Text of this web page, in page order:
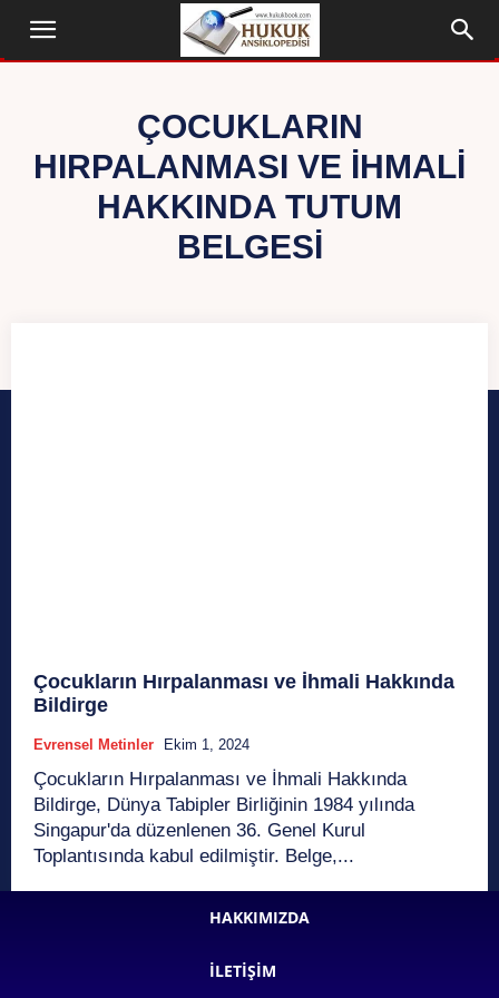
ÇOCUKLARIN
HIRPALANMASI VE İHMALI
HAKKINDA TUTUM
BELGESI
Çocukların Hırpalanması ve İhmali Hakkında
Bildirge
Evrensel Metinler Ekim 1, 2024
Çocukların Hırpalanması ve İhmali Hakkında
Bildirge, Dünya Tabipler Birliğinin 1984 yılında
Singapur'da düzenlenen 36. Genel Kurul
Toplantısında kabul edilmiştir. Belge,...
HAKKIMIZDA
İLETIŞIM